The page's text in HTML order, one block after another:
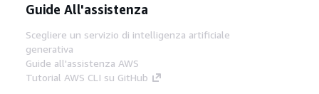
Guide All'assistenza
Scegliere un servizio di intelligenza artificiale
generativa
Guide all'assistenza AWS
Tutorial AWS CLI su GitHub